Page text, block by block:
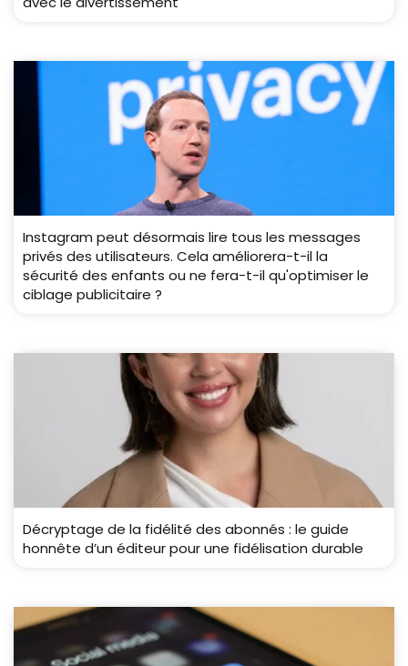
Instagram peut désormais lire tous les messages
privés des utilisateurs. Cela améliorera-t-il la
sécurité des enfants ou ne fera-t-il qu'optimiser le
ciblage publicitaire ?
Décryptage de la fidélité des abonnés : le guide
honnête d’un éditeur pour une fidélisation durable